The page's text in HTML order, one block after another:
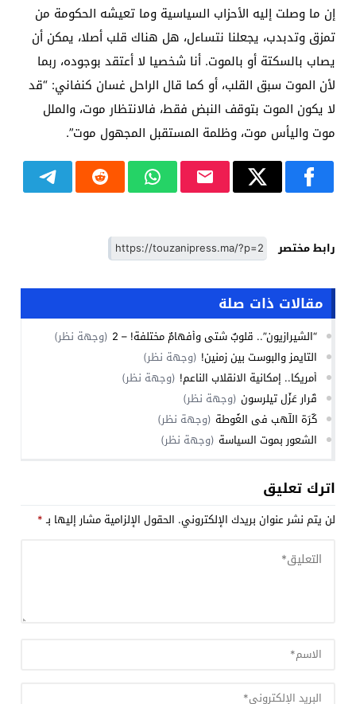
إن ما وصلت إليه الأحزاب السياسية وما تعيشه الحكومة من
تمزق وتدبدب، يجعلنا نتساءل، هل هناك قلب أصلا، يمكن أن
يصاب بالسكتة أو بالموت. أنا شخصيا لا أعتقد بوجوده، ربما
لأن الموت سبق القلب، أو كما قال الراحل غسان كنفاني: “قد
لا يكون الموت بتوقف النبض فقط، فالانتظار موت، والملل
موت واليأس موت، وظلمة المستقبل المجهول موت”.
رابط مختصر
مقالات ذات صلة
“الشيرازيون”.. قلوبٌ شتى وأفهامٌ مختلفة! – 2
(وجهة نظر)
التايمز والبوست بين زمنين! (وجهة نظر)
أمريكا.. إمكانية الانقلاب الناعم! (وجهة نظر)
قَرار عَزْل تيلرسون (وجهة نظر)
كُرَة اللَّهب في الغُوطة (وجهة نظر)
الشعور بموت السياسة (وجهة نظر)
اترك تعليق
لن يتم نشر عنوان بريدك الإلكتروني. الحقول الإلزامية مشار إليها بـ*